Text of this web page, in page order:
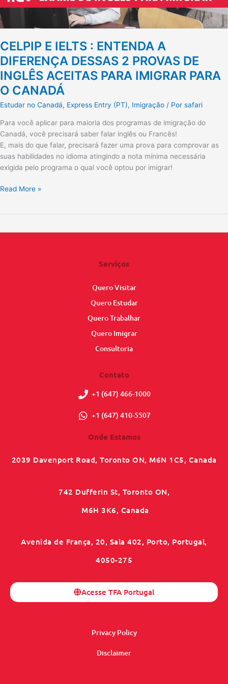
CELPIP E IELTS : ENTENDA A
DIFERENÇA DESSAS 2 PROVAS DE
INGLÊS ACEITAS PARA IMIGRAR PARA
O CANADÁ
Estudar no Canadá, Express Entry (PT), Imigração / Por safari
Para você aplicar para maioria dos programas de imigração do
Canadá, você precisará saber falar inglês ou Francês!
E, mais do que falar, precisará fazer uma prova para comprovar as
suas habilidades no idioma atingindo a nota mínima necessária
exigida pelo programa o qual você optou por imigrar!
DE
INGLÊS
ACEITAS
PARA
IMIGRAR
PARA
CANADÁ
Read More »
Serviços
Quero Visitar
Quero Estudar
Quero Trabalhar
Quero Imigrar
Consultoria
Contato
+1 (647) 466-1000
+1 (647) 410-5507
Onde Estamos
2039 Davenport Road, Toronto ON, M6N 1C5, Canada
742 Dufferin St, Toronto ON,
M6H 3K6, Canada
Avenida de França, 20, Sala 402, Porto, Portugal,
4050-275
Acesse TFA Portugal
Privacy Policy
Disclaimer